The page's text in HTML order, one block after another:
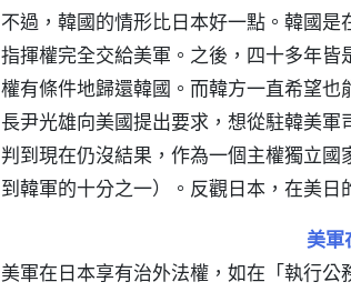
不過，韓國的情形比日本好一點。韓國
指揮權完全交給美軍。之後，四十多年
權有條件地歸還韓國。而韓方一直希望
長尹光雄向美國提出要求，想從駐韓美
判到現在仍沒結果，作為一個主權獨立
到韓軍的十分之一）。反觀日本，在美日
美軍
美軍在日本享有治外法權，如在「執行